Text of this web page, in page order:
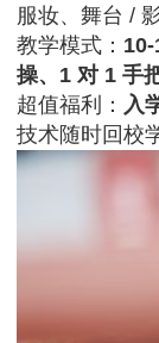
服妆、舞台 /
教学模式：
操、1 对 1 手
超值福利： 入
技术随时回校